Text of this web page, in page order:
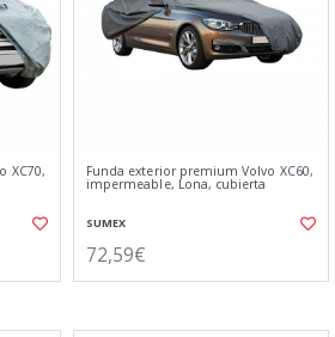
XC70, Funda exterior premium Volvo XC60,
impermeable, Lona, cubierta
SUMEX
72,59€